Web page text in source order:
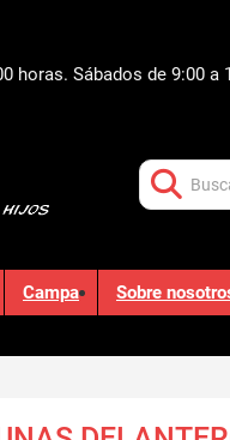
horas. Sábados de 9:00 a
Campa Sobre